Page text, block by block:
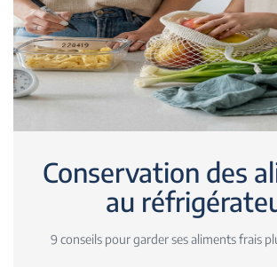
Conservation des
au
9 conseils pour garder ses aliments frais